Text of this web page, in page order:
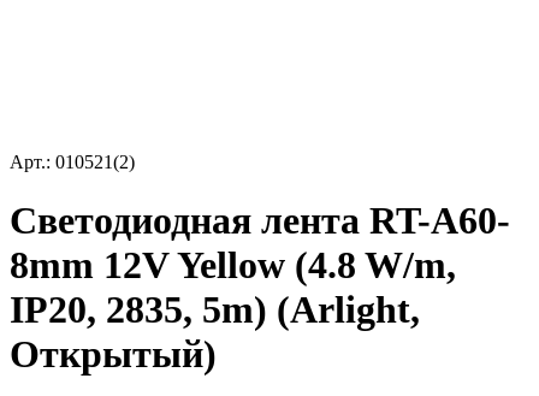
Арт.: 010521(2)
Светодиодная лента RT-A60-
8mm 12V Yellow (4.8 W/m,
IP20, 2835, 5m) (Arlight,
Открытый)